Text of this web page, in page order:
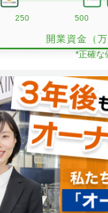
250 500
開業資金（万
*正確な